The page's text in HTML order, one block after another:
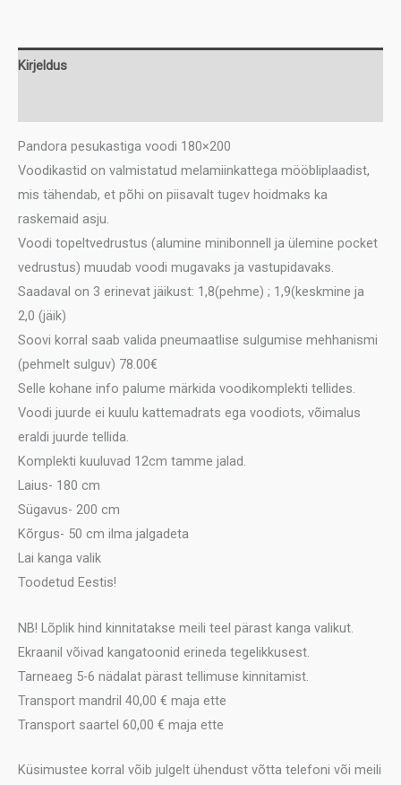
Kirjeldus
Pandora pesukastiga voodi 180×200
Voodikastid on valmistatud melamiinkattega mööbliplaadist,
mis tähendab, et põhi on piisavalt tugev hoidmaks ka
raskemaid asju.
Voodi topeltvedrustus (alumine minibonnell ja ülemine pocket
vedrustus) muudab voodi mugavaks ja vastupidavaks.
Saadaval on 3 erinevat jäikust: 1,8(pehme) ; 1,9(keskmine ja
2,0 (jäik)
Soovi korral saab valida pneumaatlise sulgumise mehhanismi
(pehmelt sulguv) 78.00€
Selle kohane info palume märkida voodikomplekti tellides.
Voodi juurde ei kuulu kattemadrats ega voodiots, võimalus
eraldi juurde tellida.
Komplekti kuuluvad 12cm tamme jalad.
Laius- 180 cm
Sügavus- 200 cm
Kõrgus- 50 cm ilma jalgadeta
Lai kanga valik
Toodetud Eestis!
NB! Lõplik hind kinnitatakse meili teel pärast kanga valikut.
Ekraanil võivad kangatoonid erineda tegelikkusest.
Tarneaeg 5-6 nädalat pärast tellimuse kinnitamist.
Transport mandril 40,00 € maja ette
Transport saartel 60,00 € maja ette
Küsimustee korral võib julgelt ühendust võtta telefoni või meili